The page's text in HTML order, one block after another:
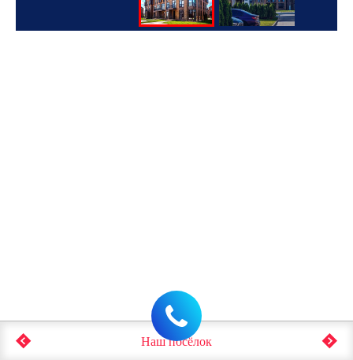
Наш посёлок